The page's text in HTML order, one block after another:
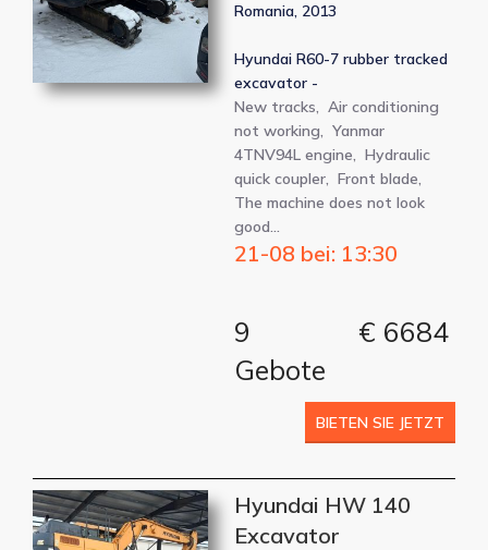
Romania, 2013
Hyundai R60-7 rubber tracked
excavator -
New tracks, Air conditioning
not working, Yanmar
4TNV94L engine, Hydraulic
quick coupler, Front blade,
The machine does not look
good…
21-08 bei: 13:30
9
Gebote
€ 6684
BIETEN SIE JETZT
Hyundai HW 140
Excavator